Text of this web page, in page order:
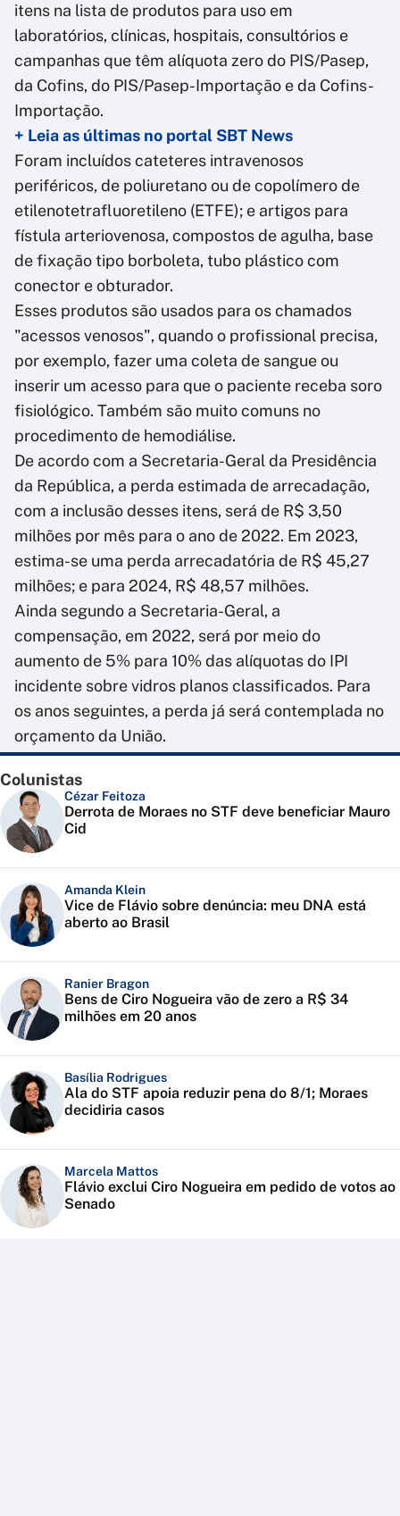
itens na lista de produtos para uso em
laboratórios, clínicas, hospitais, consultórios e
campanhas que têm alíquota zero do PIS/Pasep,
da Cofins, do PIS/Pasep-Importação e da Cofins-
Importação.
+ Leia as últimas no portal SBT News
Foram incluídos cateteres intravenosos
periféricos, de poliuretano ou de copolímero de
etilenotetrafluoretileno (ETFE); e artigos para
fístula arteriovenosa, compostos de agulha, base
de fixação tipo borboleta, tubo plástico com
conector e obturador.
Esses produtos são usados para os chamados
"acessos venosos", quando o profissional precisa,
por exemplo, fazer uma coleta de sangue ou
inserir um acesso para que o paciente receba soro
fisiológico. Também são muito comuns no
procedimento de hemodiálise.
De acordo com a Secretaria-Geral da Presidência
da República, a perda estimada de arrecadação,
com a inclusão desses itens, será de R$ 3,50
milhões por mês para o ano de 2022. Em 2023,
estima-se uma perda arrecadatória de R$ 45,27
milhões; e para 2024, R$ 48,57 milhões.
Ainda segundo a Secretaria-Geral, a
compensação, em 2022, será por meio do
aumento de 5% para 10% das alíquotas do IPI
incidente sobre vidros planos classificados. Para
os anos seguintes, a perda já será contemplada no
orçamento da União.
Colunistas
Cézar Feitoza
Derrota de Moraes no STF deve beneficiar Mauro
Cid
Amanda Klein
Vice de Flávio sobre denúncia: meu DNA está
aberto ao Brasil
Ranier Bragon
Bens de Ciro Nogueira vão de zero a R$ 34
milhões em 20 anos
Basília Rodrigues
Ala do STF apoia reduzir pena do 8/1; Moraes
decidiria casos
Marcela Mattos
Flávio exclui Ciro Nogueira em pedido de votos ao
Senado